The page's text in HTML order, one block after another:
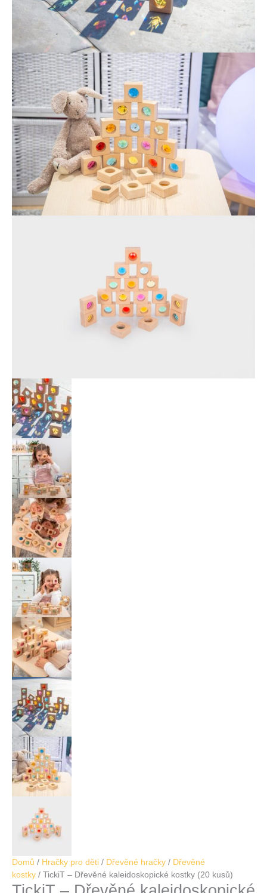
Domů / Hračky pro děti / Dřevěné hračky / Dřevěné
kostky / TickiT – Dřevěné kaleidoskopické kostky (20 kusů)